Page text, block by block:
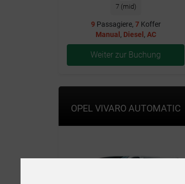
7 (mid)
9 Passagiere, 7Koffer
Manual , Diesel , AC
Weiter zur Buchung
OPEL VIVARO AUTOMATIC